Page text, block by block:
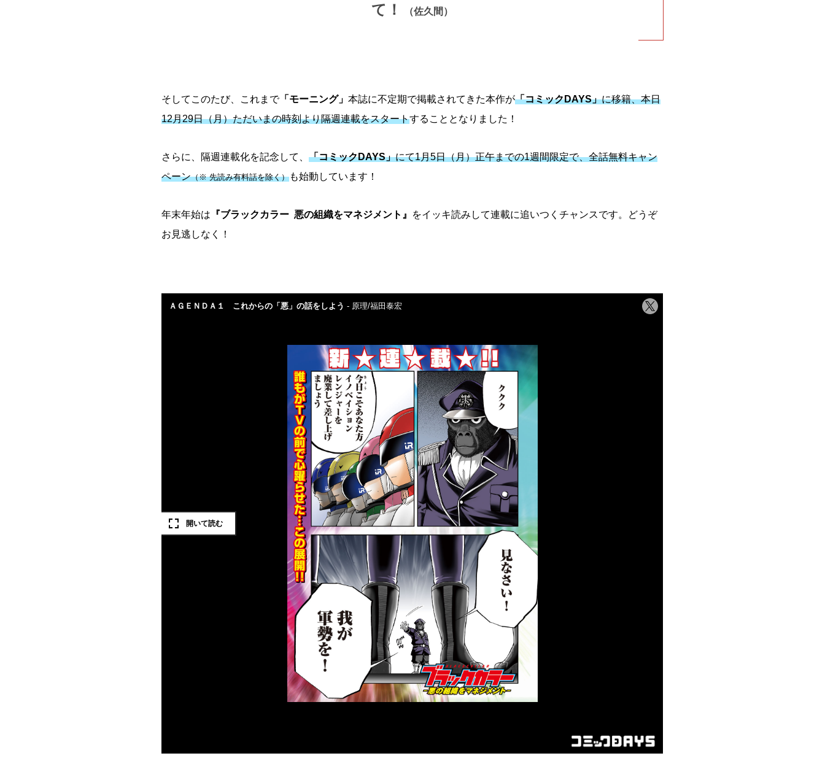
て！
（佐久間）
そしてこのたび、これまで「モーニング」本誌に不定期で掲載されてきた本作が「コミックDAYS」に移籍、本日
12月29日（月）ただいまの時刻より隔週連載をスタートすることとなりました！
さらに、隔週連載化を記念して、「コミックDAYS」にて1月5日（月）正午までの1週間限定で、全話無料キャン
ペーン（※ 先読み有料話を除く） も始動しています！
年末年始は 『ブラックカラー 悪の組織をマネジメント』 をイッキ読みして連載に追いつくチャンスです。どうぞ
お見逃しなく！